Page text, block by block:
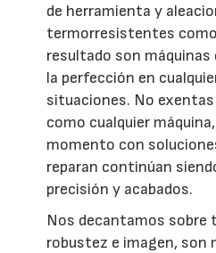
de herramienta y
termorresistentes
resultado son máquinas
la perfección en
situaciones. No exentas
como cualquier
momento con
reparan continúan
precisión y acabados.
Nos decantamos sobre
robustez e imagen, son